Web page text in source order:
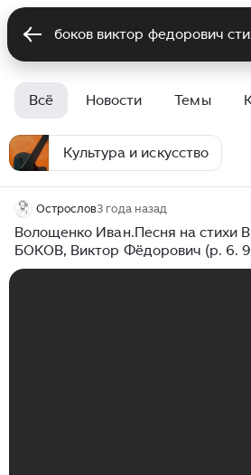
Всё Новости Темы
Культура и искусство
Острослов3 года назад
Волощенко Иван.Песня на стихи
БОКОВ, Виктор Фёдорович (р. 6.
советский поэт.